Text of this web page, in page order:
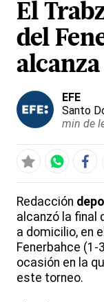
El
del
EFE
Santo
min de
Redacción
alcanzó la final
a domicilio, en
Fenerbahce (1-
ocasión en la
este torneo.